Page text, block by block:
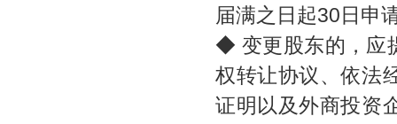
届满之日起30日申
◆ 变更股东的，应
权转让协议、依法
证明以及外商投资